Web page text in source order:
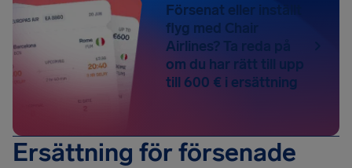
Försenat eller inställt
flyg med Chair
Airlines? Ta reda på
om du har rätt till upp
till 600 € i ersättning
Ersättning för försenade